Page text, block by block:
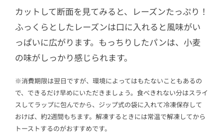
カットして断面を見てみると、レーズンたっぷり！
ふっくらとしたレーズンは口に入れると風味がい
っぱいに広がります。もっちりしたパンは、小麦
の味がしっかり感じられます。
※消費期限は翌日ですが、環境によってはもたないこともあるの
で、できるだけ早めにいただきましょう。食べきれない分はスライ
スしてラップに包んでから、ジップ式の袋に入れて冷凍保存して
おけば、約2週間もちます。解凍するときには常温で解凍してから
トーストするのがおすすめです。